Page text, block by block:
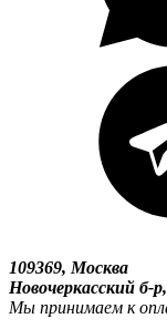
109369, Москва
Новочеркасский б-
Мы принимаем к